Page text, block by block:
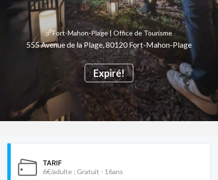
Expiré!
Fort-Mahon-Plage | Office de Tourisme
555 Avenue de la Plage, 80120 Fort-Mahon-Plage
TARIF
6€/adulte ; Gratuit - 16ans